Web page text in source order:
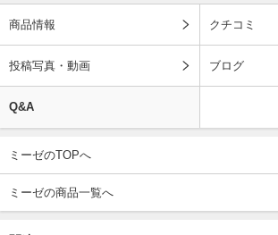
商品情報 クチコミ
投稿写真・動画 ブログ
Q&A
ミーゼのTOPへ
ミーゼの商品一覧へ